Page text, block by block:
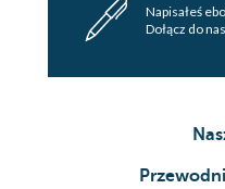
Napisałeś
Dołącz do